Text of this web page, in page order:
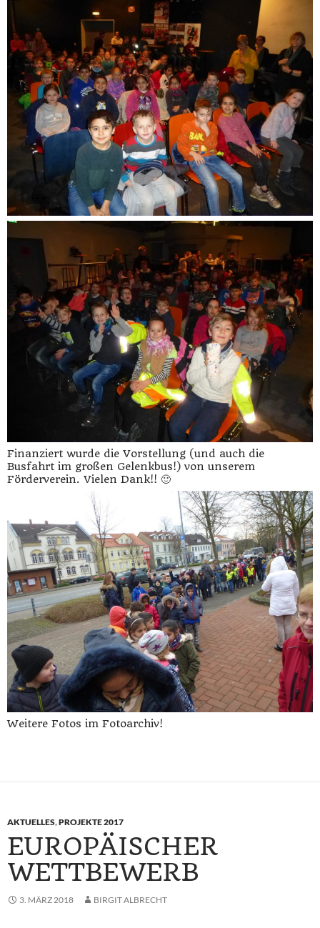
Finanziert wurde die Vorstellung (und auch die
Busfahrt im großen Gelenkbus!) von unserem
Förderverein. Vielen Dank!! 🙂
Weitere Fotos im Fotoarchiv!
AKTUELLES,PROJEKTE 2017
EUROPÄISCHER
WETTBEWERB
3. MÄRZ 2018 BIRGIT ALBRECHT